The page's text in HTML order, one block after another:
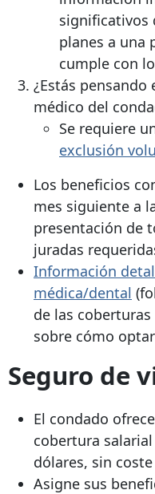
significativos
planes a una
cumple con
¿Estás
médico del
Se requiere
exclusión
Los beneficios
mes siguiente a
presentación de
juradas
Información
médica/dental
de las
sobre cómo
Seguro de
El condado
cobertura
dólares, sin
Asigne sus